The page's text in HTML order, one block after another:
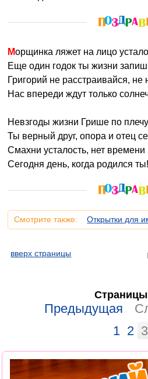
Морщинка ляжет на лицо
Еще один годок ты жизни
Григорий не расстраивайся, не
Нас впереди ждут только
Невзгоды жизни Грише по
Ты верный друг, опора и отец
Смахни усталость, нет времени
Сегодня день, когда родился ты!
Смотрите также: Открытки для
вверх страницы
Предыдущая
1 2 3